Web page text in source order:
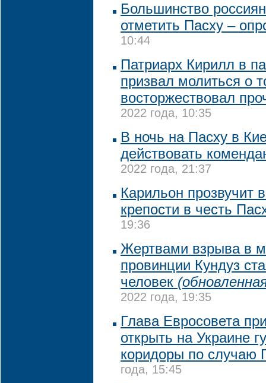
Большинство
отметить Пасху –
10:44
Патриарх Кирилл в
призвал молиться о
восторжествовал
2022 года, 10:35
В ночь на Пасху в
действовать
2022 года, 21:37
Карильон прозвучит
крепости в честь
19:36
Жертвами взрыва в
провинции Кундуз
человек
2022 года, 19:35
Глава Евросовета
открыть на Украине
коридоры по случаю
года, 15:45